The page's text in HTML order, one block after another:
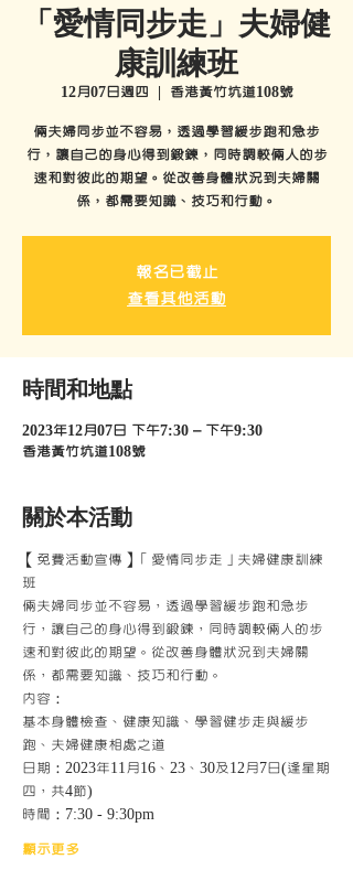
「愛情同步走」夫婦健
康訓練班
12月07日週四 香港黃竹坑道108號
倆夫婦同步並不容易，透過學習緩步跑和急步
行，讓自己的身心得到鍛鍊，同時調較倆人的步
速和對彼此的期望。從改善身體狀況到夫婦關
係，都需要知識、技巧和行動。
報名已截止
查看其他活動
時間和地點
2023年12月07日 下午7:30 – 下午9:30
香港黃竹坑道108號
關於本活動
【免費活動宣傳】「愛情同步走」夫婦健康訓練
班
倆夫婦同步並不容易，透過學習緩步跑和急步
行，讓自己的身心得到鍛鍊，同時調較倆人的步
速和對彼此的期望。從改善身體狀況到夫婦關
係，都需要知識、技巧和行動。
內容：
基本身體檢查、健康知識、學習健步走與緩步
跑、夫婦健康相處之道
日期：2023年11月16、23、30及12月7日(逢星期
四，共4節)
時間：7:30 - 9:30pm
顯示更多